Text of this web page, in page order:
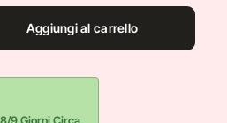
Aggiungi al carrello